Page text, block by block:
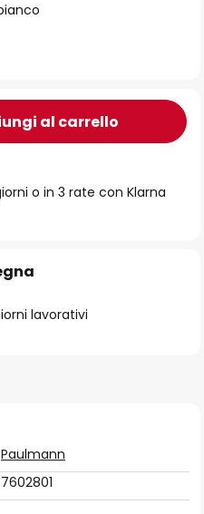
al carrello
o in 3 rate con Klarna
lavorativi
Paulmann
7602801